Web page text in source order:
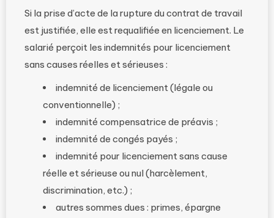
Si la prise d’acte de la rupture du contrat de travail
est justifiée, elle est requalifiée en licenciement. Le
salarié perçoit les indemnités pour licenciement
sans causes réelles et sérieuses :
indemnité de licenciement (légale ou
conventionnelle) ;
indemnité compensatrice de préavis ;
indemnité de congés payés ;
indemnité pour licenciement sans cause
réelle et sérieuse ou nul (harcèlement,
discrimination, etc.) ;
autres sommes dues : primes, épargne